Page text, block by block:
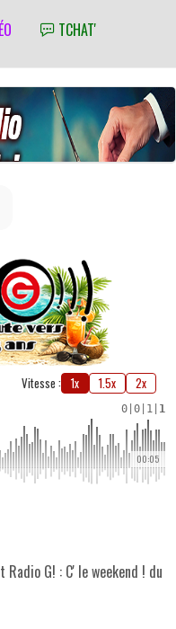
TCHAT'
Vitesse : 1x 1.5x 2x
0 0 1 1
00:05
G! : C' le weekend ! du